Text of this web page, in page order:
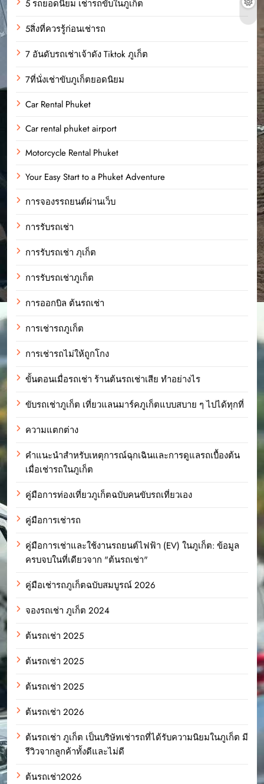
5 รถยอดนิยม เช่ารถขับในภูเก็ต
5สิ่งที่ควรรู้ก่อนเช่ารถ
7 อันดับรถเช่าเจ้าดัง Tiktok ภูเก็ต
7ที่นั่งเช่าขับภูเก็ตยอดนิยม
Car Rental Phuket
Car rental phuket airport
Motorcycle Rental Phuket
Your Easy Start to a Phuket Adventure
การจองรรถยนต์ผ่านเว็บ
การรับรถเช่า
การรับรถเช่า ภุเก็ต
การรับรถเช่าภูเก็ต
การออกบิล ต้นรถเช่า
การเช่ารถภูเก็ต
การเช่ารถไม่ให้ถูกโกง
ขั้นตอนเมื่อรถเช่า ร้านต้นรถเช่าเสีย ทำอย่างไร
ขับรถเช่าภูเก็ต เที่ยวแลนมาร์คภูเก็ตแบบสบาย ๆ ไปได้ทุกที่
ความแตกต่าง
คำแนะนำสำหรับเหตุการณ์ฉุกเฉินและการดูแลรถเบื้องต้น
เมื่อเช่ารถในภูเก็ต
คู่มือการท่องเที่ยวภูเก็ตฉบับคนขับรถเที่ยวเอง
คู่มือการเช่ารถ
คู่มือการเช่าและใช้งานรถยนต์ไฟฟ้า (EV) ในภูเก็ต: ข้อมูล
ครบจบในที่เดียวจาก "ต้นรถเช่า"
คู่มือเช่ารถภูเก็ตฉบับสมบูรณ์ 2026
จองรถเช่า ภูเก็ต 2024
ต้นรถเช่า 2025
ต้นรถเช่า 2025
ต้นรถเช่า 2025
ต้นรถเช่า 2026
ต้นรถเช่า ภูเก็ต เป็นบริษัทเช่ารถที่ได้รับความนิยมในภูเก็ต มี
รีวิวจากลูกค้าทั้งดีและไม่ดี
ต้นรถเช่า2026